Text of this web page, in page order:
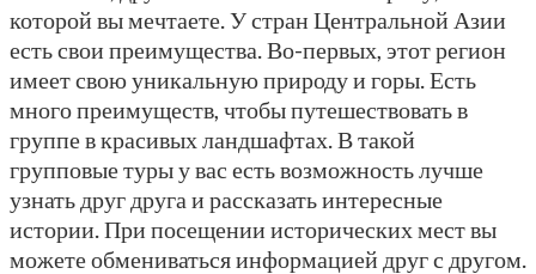
которой вы мечтаете. У стран Центральной Азии
есть свои преимущества. Во-первых, этот регион
имеет свою уникальную природу и горы. Есть
много преимуществ, чтобы путешествовать в
группе в красивых ландшафтах. В такой
групповые туры у вас есть возможность лучше
узнать друг друга и рассказать интересные
истории. При посещении исторических мест вы
можете обмениваться информацией друг с другом.